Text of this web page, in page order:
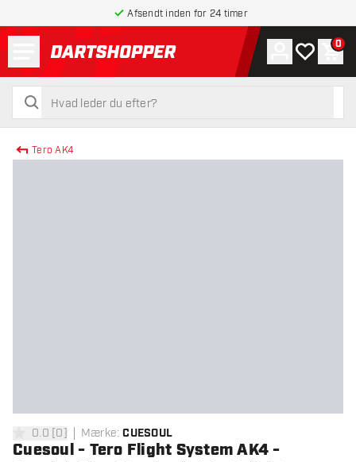
Afsendt inden for 24 timer
tilbage til forsiden
søg
søg
Konto
Min 0
Tero AK4
0 bedømmelsesstjerner
0.0 [0] Mærke: CUESOUL
Cuesoul - Tero Flight System AK4 -